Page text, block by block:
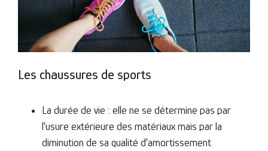
Les chaussures de sports
La durée de vie : elle ne se détermine pas par
l'usure extérieure des matériaux mais par la
diminution de sa qualité d'amortissement